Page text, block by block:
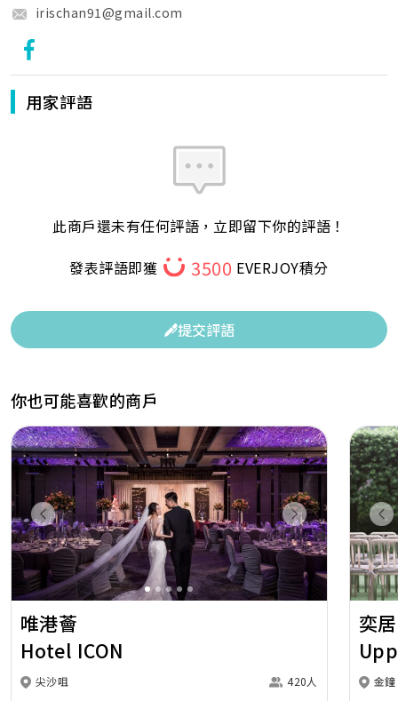
irischan91@gmail.com
用家評語
此商戶還未有任何評語，立即留下你的評語！
發表評語即獲
3500 EVERJOY積分
提交評語
你也可能喜歡的商戶
Previous Next
唯港薈
Hotel ICON
尖沙咀
420人
奕居
金鐘